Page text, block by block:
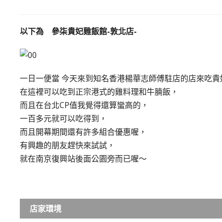
以下為 參柒貴妃雞飯館-敦北店-​
一日一便當 今天來到知名香港楊華志師傅駐店的店來吃
在這裡可以吃到正宗港式的雞料理和牛腩飯，
而且在台北CP值我覺得還算蠻高的，
一百多元就可以吃得到，
而且開幕期間還有許多組合優惠喔，
有興趣的朋友趕快來試試，
就在南京復興站後面公園旁而已喔～
店家環境